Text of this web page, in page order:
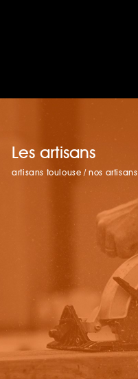
Les artisans
artisans toulouse /nos artisans